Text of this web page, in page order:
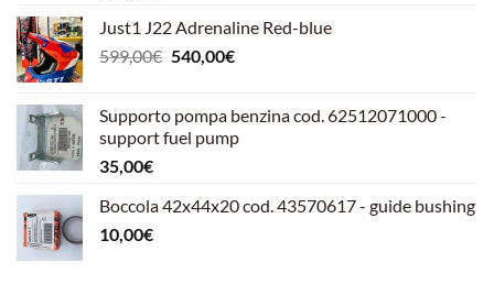
Just1 J22 Adrenaline Red-blue
599,00€ Il
era:
599,00€.
540,00€Il
è:
540,00€.
Supporto pompa benzina cod. 62512071000 -
support fuel pump
35,00€
Boccola 42x44x20 cod. 43570617 - guide bushing
10,00€